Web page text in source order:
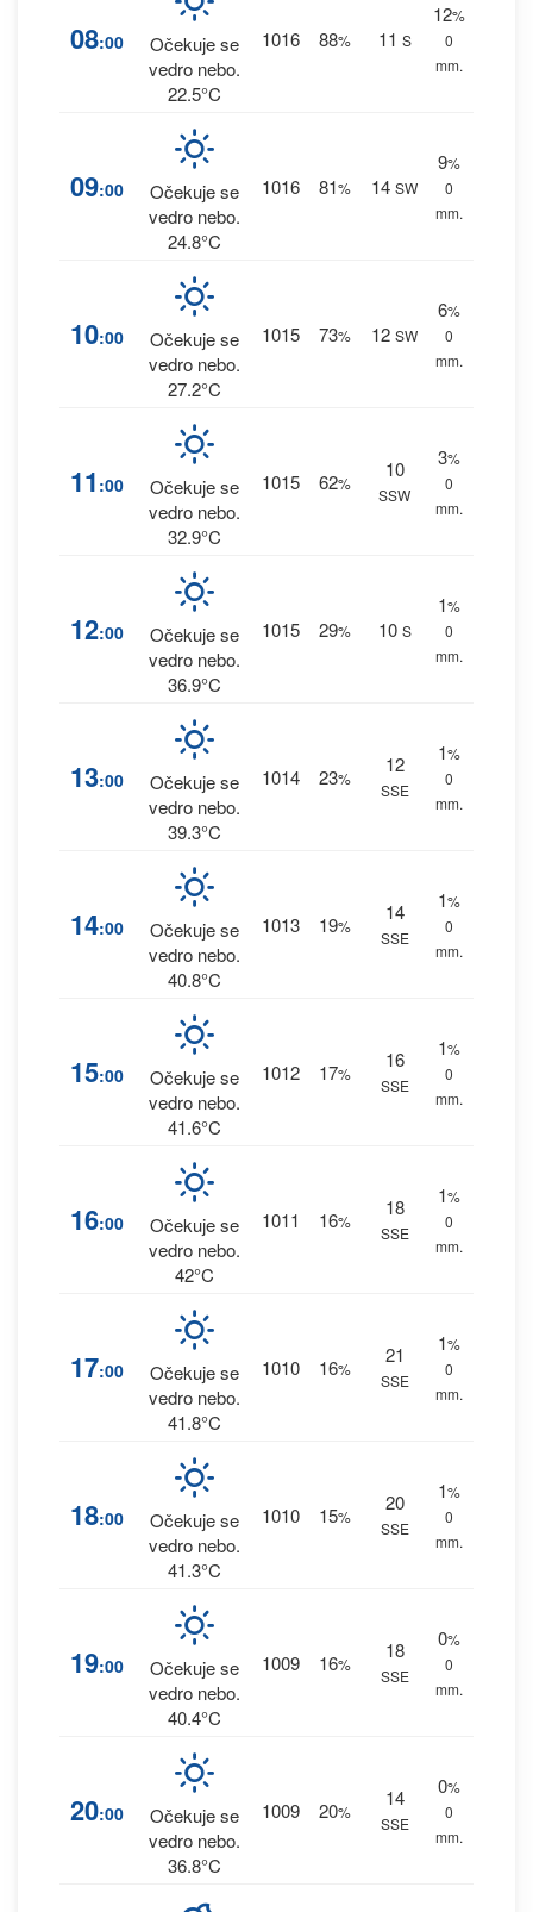
08:00
Očekuje se
vedro nebo.
22.5°C
1016 88% 11 S
12%
0
mm.
09:00
Očekuje se
vedro nebo.
24.8°C
1016 81% 14 SW
9%
0
mm.
10:00
Očekuje se
vedro nebo.
27.2°C
1015 73% 12 SW
6%
0
mm.
11 :00
Očekuje se
vedro nebo.
32.9°C
1015 62%
10
SSW
3%
0
mm.
12:00
Očekuje se
vedro nebo.
36.9°C
1015 29% 10 S
1%
0
mm.
13:00
Očekuje se
vedro nebo.
39.3°C
1014 23%
12
SSE
1%
0
mm.
14:00
Očekuje se
vedro nebo.
40.8°C
1013 19%
14
SSE
1%
0
mm.
15:00
Očekuje se
vedro nebo.
41.6°C
1012 17%
16
SSE
1%
0
mm.
16:00
Očekuje se
vedro nebo.
42°C
1011 16%
18
SSE
1%
0
mm.
17:00
Očekuje se
vedro nebo.
41.8°C
1010 16%
21
SSE
1%
0
mm.
18:00
Očekuje se
vedro nebo.
41.3°C
1010 15%
20
SSE
1%
0
mm.
19:00
Očekuje se
vedro nebo.
40.4°C
1009 16%
18
SSE
0%
0
mm.
20:00
Očekuje se
vedro nebo.
36.8°C
1009 20%
14
SSE
0%
0
mm.